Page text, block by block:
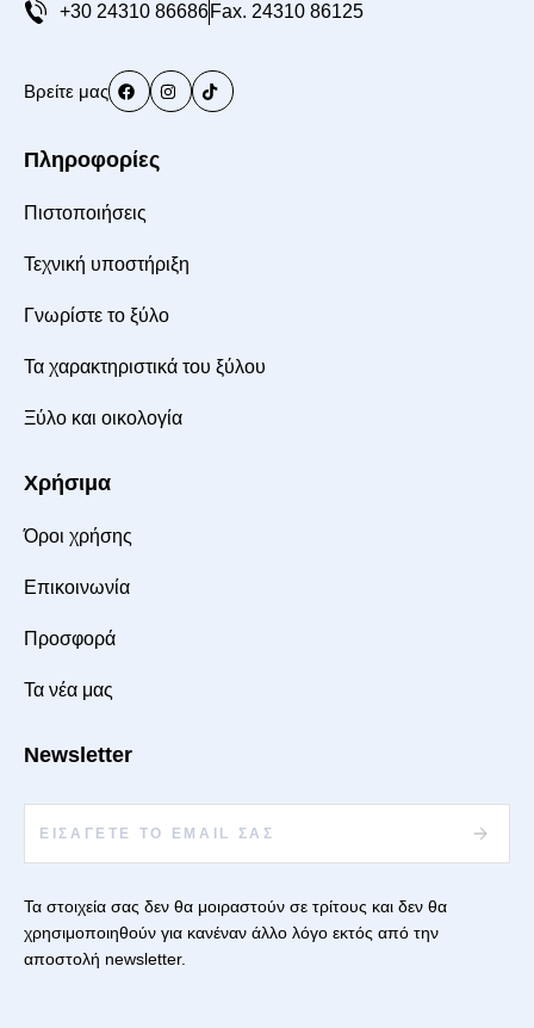
+30 24310 86686Fax. 24310 86125
Βρείτε μας
Πληροφορίες
Πιστοποιήσεις
Τεχνική υποστήριξη
Γνωρίστε το ξύλο
Τα χαρακτηριστικά του ξύλου
Ξύλο και οικολογία
Χρήσιμα
Όροι χρήσης
Επικοινωνία
Προσφορά
Τα νέα μας
Newsletter
Τα στοιχεία σας δεν θα μοιραστούν σε τρίτους και δεν θα
χρησιμοποιηθούν για κανέναν άλλο λόγο εκτός από την
αποστολή newsletter.